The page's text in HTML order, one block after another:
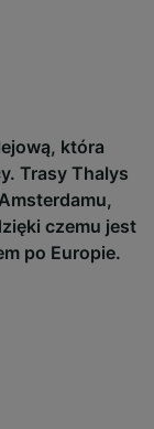
która
Trasy Thalys
czemu jest
po Europie.